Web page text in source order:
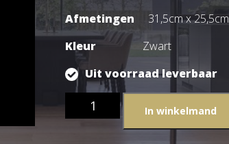
Afmetingen
31,5cm x 25,5cm
KleurZwart
Uit voorraad leverbaar
It
In winkelmand